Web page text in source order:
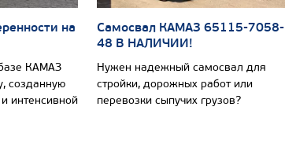
на
КАМАЗ
созданную
интенсивной
Самосвал КАМАЗ 65115-7058-
48 В НАЛИЧИИ!
Нужен надежный самосвал для
стройки, дорожных работ или
перевозки сыпучих грузов?